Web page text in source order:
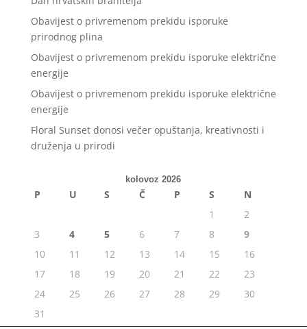
Obavijest o privremenom prekidu isporuke
prirodnog plina
Obavijest o privremenom prekidu isporuke električne
energije
Obavijest o privremenom prekidu isporuke električne
energije
Floral Sunset donosi večer opuštanja, kreativnosti i
druženja u prirodi
kolovoz 2026
P U S Č P S
N
1
2
3
4 5 6 7 8
9
10
11 12 13 14 15
16
17
18 19 20 21 22
23
24
25 26 27 28 29
30
31